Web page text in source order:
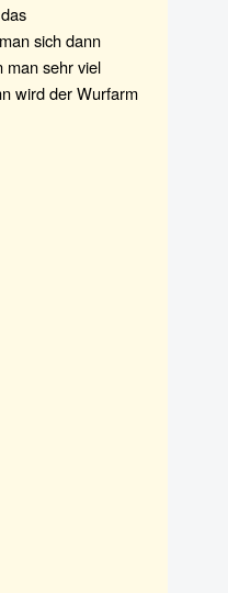
sich dann
man sehr viel
wird der Wurfarm